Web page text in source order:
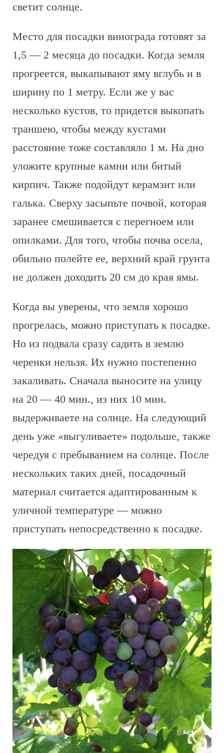
светит солнце.
Место для посадки винограда готовят за
1,5 — 2 месяца до посадки. Когда земля
прогреется, выкапывают яму вглубь и в
ширину по 1 метру. Если же у вас
несколько кустов, то придется выкопать
траншею, чтобы между кустами
расстояние тоже составляло 1 м. На дно
уложите крупные камни или битый
кирпич. Также подойдут керамзит или
галька. Сверху засыпьте почвой, которая
заранее смешивается с перегноем или
опилками. Для того, чтобы почва осела,
обильно полейте ее, верхний край грунта
не должен доходить 20 см до края ямы.
Когда вы уверены, что земля хорошо
прогрелась, можно приступать к посадке.
Но из подвала сразу садить в землю
черенки нельзя. Их нужно постепенно
закаливать. Сначала выносите на улицу
на 20 — 40 мин., из них 10 мин.
выдерживаете на солнце. На следующий
день уже «выгуливаете» подольше, также
чередуя с пребыванием на солнце. После
нескольких таких дней, посадочный
материал считается адаптированным к
уличной температуре — можно
приступать непосредственно к посадке.